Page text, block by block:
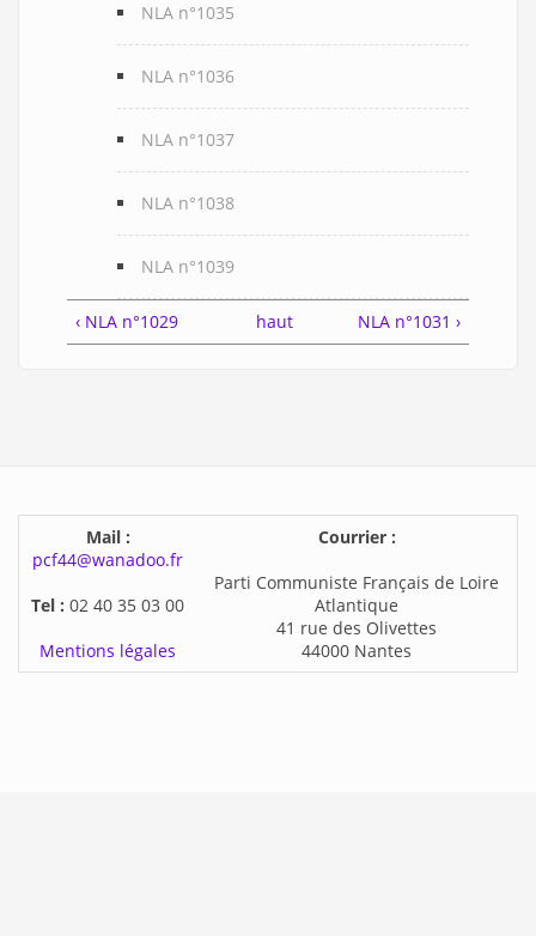
NLA n°1035
NLA n°1036
NLA n°1037
NLA n°1038
NLA n°1039
‹ NLA n°1029 haut NLA n°1031 ›
Mail :
pcf44@wanadoo.fr
Tel : 02 40 35 03 00
Mentions légales
Courrier :
Parti Communiste Français de Loire
Atlantique
41 rue des Olivettes
44000 Nantes